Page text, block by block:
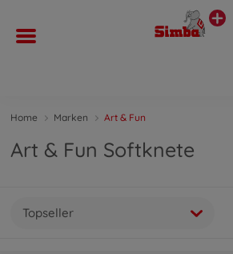
Home Marken Art & Fun
Art & Fun Softknete
Topseller